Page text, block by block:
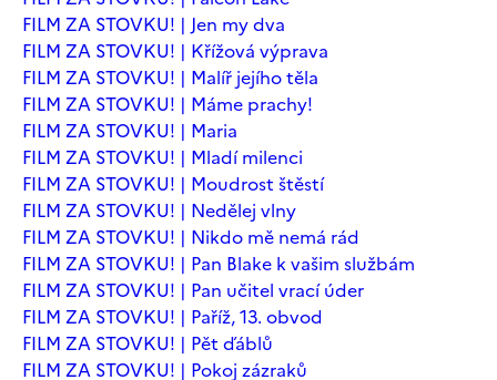
FILM ZA STOVKU! | Jen my dva
FILM ZA STOVKU! | Křížová výprava
FILM ZA STOVKU! | Malíř jejího těla
FILM ZA STOVKU! | Máme prachy!
FILM ZA STOVKU! | Maria
FILM ZA STOVKU! | Mladí milenci
FILM ZA STOVKU! | Moudrost štěstí
FILM ZA STOVKU! | Nedělej vlny
FILM ZA STOVKU! | Nikdo mě nemá rád
FILM ZA STOVKU! | Pan Blake k vašim službám
FILM ZA STOVKU! | Pan učitel vrací úder
FILM ZA STOVKU! | Paříž, 13. obvod
FILM ZA STOVKU! | Pět ďáblů
FILM ZA STOVKU! | Pokoj zázraků